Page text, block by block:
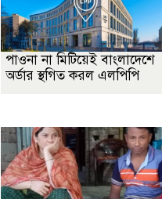
পাওনা না মিটিয়েই বাংলাদেশে
অর্ডার স্থগিত করল এলপিপি